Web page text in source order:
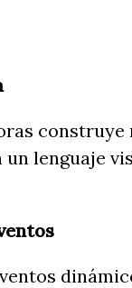
lenguaje